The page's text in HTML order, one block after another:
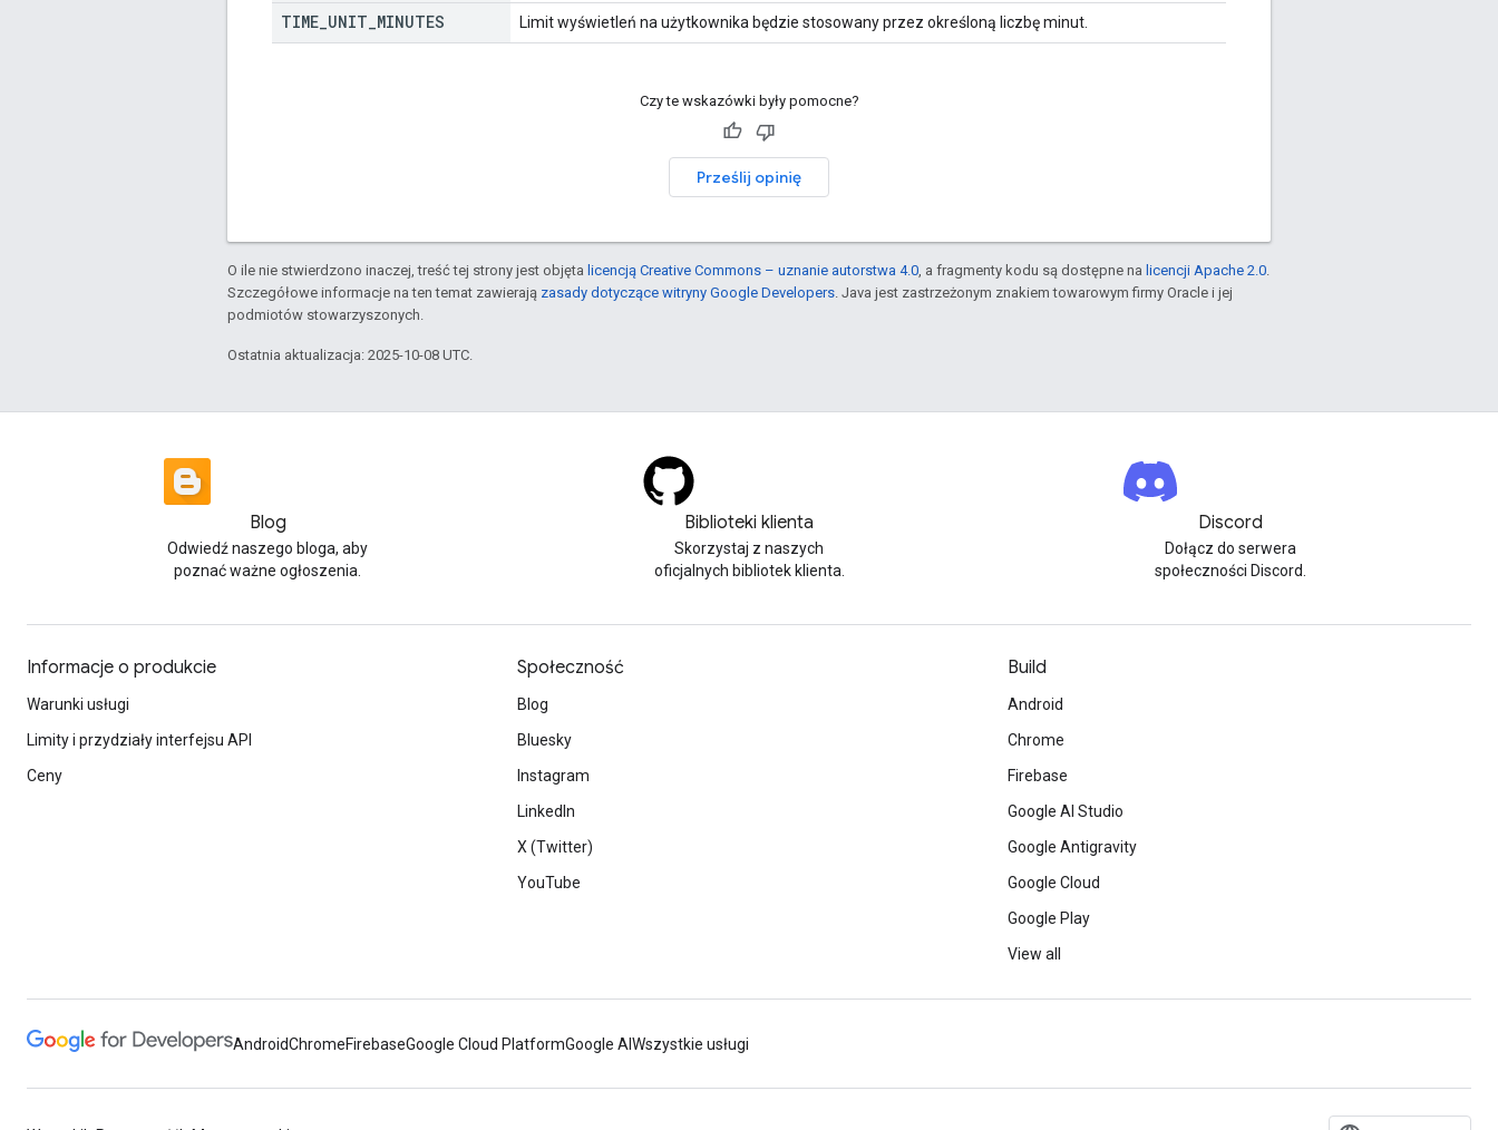
TIME UNIT MINUTES Limit wyświetleń na użytkownika będzie stosowany przez określoną liczbę minut.
Czy te wskazówki były pomocne?
Prześlij opinię
O ile nie stwierdzono inaczej, treść tej strony jest objęta licencją Creative Commons – uznanie autorstwa 4.0 , a fragmenty kodu są dostępne na licencji Apache 2.0
Szczegółowe informacje na ten temat zawierają zasady dotyczące witryny Google Developers . Java jest zastrzeżonym znakiem towarowym firmy Oracle i jej
podmiotów stowarzyszonych.
Ostatnia aktualizacja: 2025-10-08 UTC.
Blog
Odwiedź naszego bloga, aby
poznać ważne ogłoszenia.
Biblioteki klienta
Skorzystaj z naszych
oficjalnych bibliotek klienta.
Discord
Dołącz do serwera
społeczności Discord.
Informacje o produkcie
Warunki usługi
Limity i przydziały interfejsu API
Ceny
Społeczność
Blog
Bluesky
Instagram
LinkedIn
X (Twitter)
YouTube
Build
Android
Chrome
Firebase
Google AI Studio
Google Antigravity
Google Cloud
Google Play
View all
AndroidChromeFirebaseGoogle Cloud PlatformGoogle AI Wszystkie usługi